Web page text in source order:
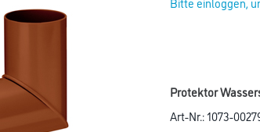
Protektor
Art-Nr.:1073-